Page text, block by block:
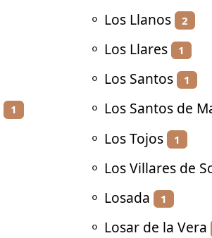
1
⚬ Los Llanos 2
⚬ Los Llares 1
⚬ Los Santos 1
⚬ Los Santos de
⚬ Los Tojos 1
⚬ Los Villares de
⚬ Losada 1
⚬ Losar de la Vera